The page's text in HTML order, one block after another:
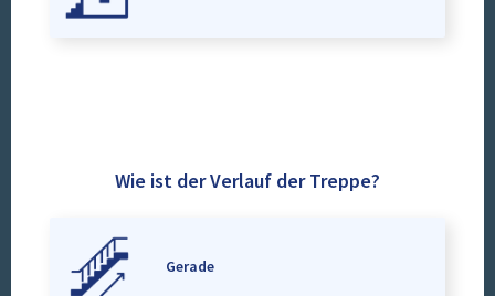
Wie ist der Verlauf der Treppe?
Gerade